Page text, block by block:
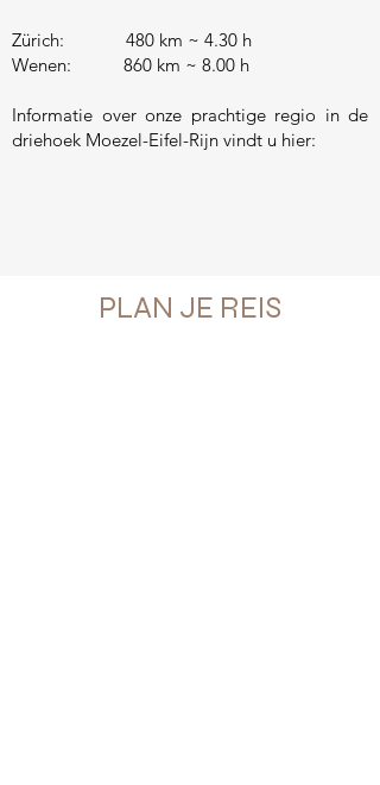
Zürich: 480 km ~ 4.30 h
Wenen: 860 km ~ 8.00 h
Informatie over onze prachtige regio in de
driehoek Moezel-Eifel-Rijn vindt u hier:
PLAN JE REIS